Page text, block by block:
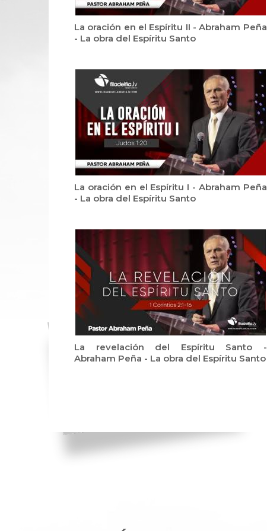
La oración en el Espíritu II - Abraham Peña
- La obra del Espíritu Santo
La oración en el Espíritu I - Abraham Peña
- La obra del Espíritu Santo
La revelación del Espíritu Santo -
Abraham Peña - La obra del Espíritu Santo